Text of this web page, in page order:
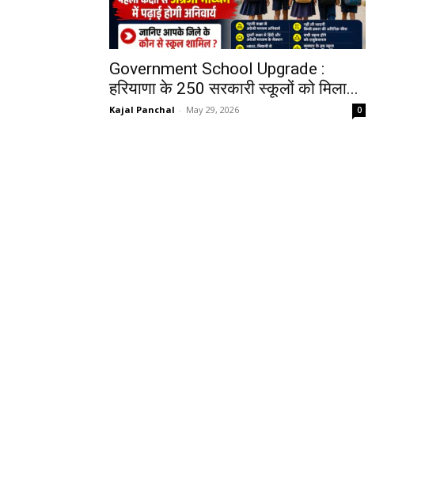
Government School Upgrade :
हरियाणा के 250 सरकारी स्कूलों को मिला...
Kajal Panchal - May 29, 2026 0